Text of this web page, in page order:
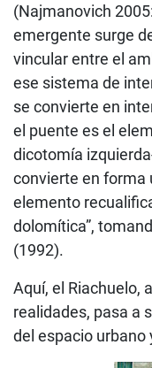
(Najmanovich
emergente surge
vincular entre el
ese sistema de
se convierte en
el puente es el
dicotomía
convierte en forma
elemento
dolomítica”,
(1992).
Aquí, el Riachuelo,
realidades, pasa a
del espacio urbano